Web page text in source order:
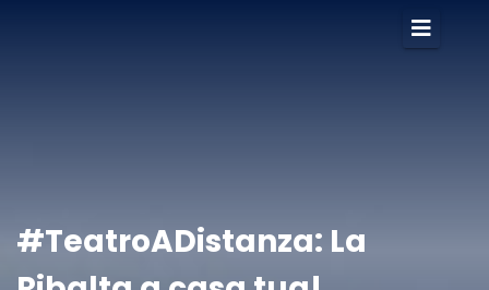
#TeatroADistanza: La